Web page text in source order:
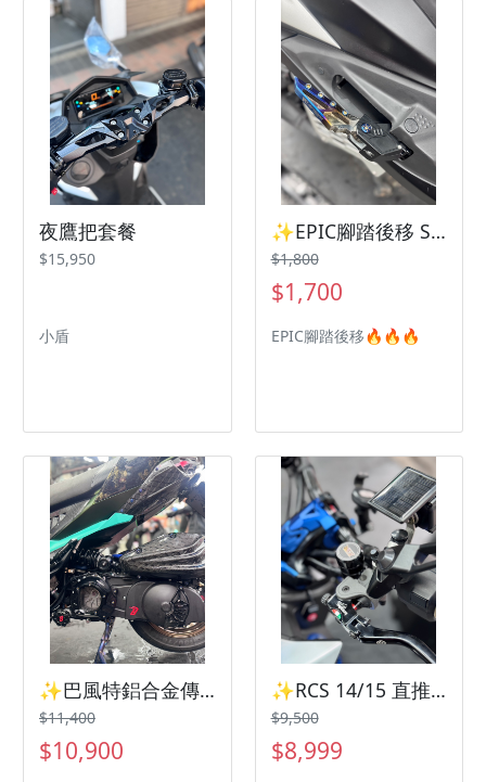
夜鷹把套餐
$15,950
小盾
✨EPIC腳踏後移 SYM 曼巴 Jetsl Drg2
$1,800
$1,700
EPIC腳踏後移🔥🔥🔥
✨巴風特鋁合金傳動進氣散熱蓋SYM 曼巴 Jetsl Drg2✨
$11,400
$10,900
✨RCS 14/15 直推總棒SYM 曼巴 Jetsl Drg2✨
$9,500
$8,999